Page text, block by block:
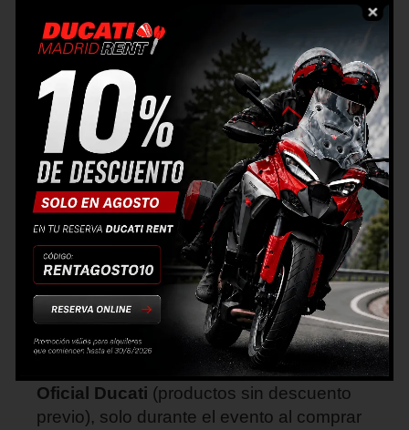
17:00.
✓ Stands de los principales
concesionarios de moto de Madrid, con
presencia de marcas como Ducati,
Triumph, BMW, Yamaha, Honda, Suzuki,
Royal Enfield, Zontes, Voge, QJ Motor,
Moto Morini y más.
✓ Simulador Moto Trainer de Emilio
Zamora, que utiliza una moto real para
ofrecer la mayor sensación de pilotaje.
Disponible durante todo el día.
✓ Descuento -10% en toda la Boutique
Oficial Ducati (productos sin descuento
previo), solo durante el evento al comprar